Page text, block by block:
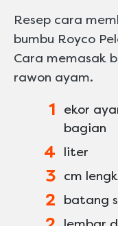
recipe
ini
Resep cara
bumbu Royco
Cara memasak
rawon ayam.
1
ekor
bagian
4 liter
3 cm
2 batang